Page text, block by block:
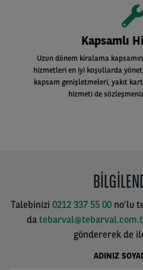
Kapsamlı
Uzun dönem kiralama
hizmetleri en iyi koşullarda
kapsam genişletmeleri, yakıt
hizmeti de
Talebinizi 0212 337 55 00no’lu
da
göndererek de
ADINIZ